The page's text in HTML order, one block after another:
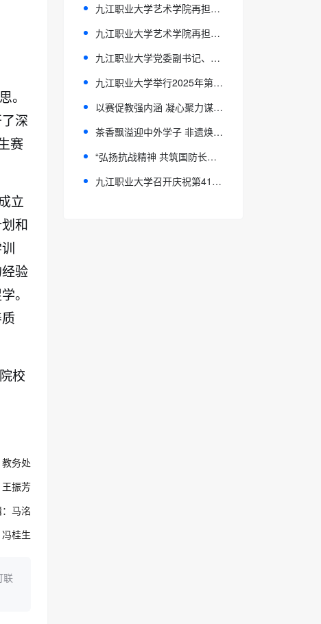
。
深
赛
立
和
验
。
校
教务处
振芳
马洺
桂生
联
九江职业大学艺术学院再担重任！“青春告白”燃爆赣超赛场
九江职业大学艺术学院再担重任！“青春告白”燃爆赣超赛场
九江职业大学党委副书记、校长汤泾洪带队赴修水中等专业学校考察调研模具智造产业学院建设情况
九江职业大学举行2025年第二批新教师岗前综合能力提升培训班开班仪式
以赛促教强内涵 凝心聚力谋新篇 ——我校召开2025年世界职业院校九江职业大学技能大赛总结暨省赛动员工作部署会
茶香飘溢迎中外学子 非遗焕彩助人文交流 ——九江职业大学承办2025江西省中外人文交流周活动
“弘扬抗战精神 共筑国防长城”国防教育进校园活动在九江职业大学开展
九江职业大学召开庆祝第41个教师节暨表彰大会